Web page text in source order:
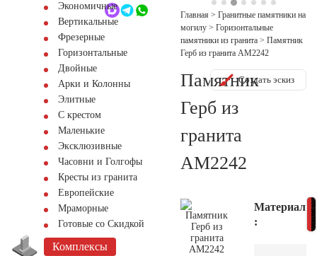
Обратный звонокЭкономичные
Вертикальные
Фрезерные
Горизонтальные
Двойные
Арки и Колонны
Элитные
С крестом
Маленькие
Эксклюзивные
Часовни и Голгофы
Кресты из гранита
Европейские
Мраморные
Готовые со Скидкой
Комплексы
Главная > Гранитные памятники на
могилу > Горизонтальные
памятники из гранита > Памятник
Герб из гранита AM2242
Памятник
Герб из
гранита
AM2242
Создать эскиз
Материал
: